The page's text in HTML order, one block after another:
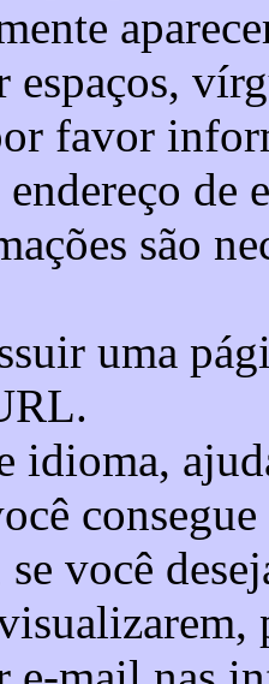
espaços,
favor
de
são
uma
idioma,
consegue
você